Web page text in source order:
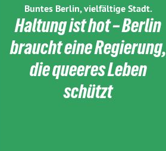
Buntes Berlin, vielfältige Stadt.
Haltung ist hot – Berlin
braucht eine Regierung,
die queeres Leben
schützt